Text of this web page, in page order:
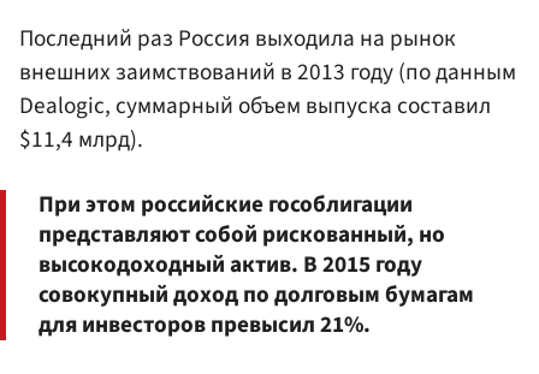
Последний раз Россия выходила на рынок
внешних заимствований в 2013 году (по данным
Dealogic, суммарный объем выпуска составил
$11,4 млрд).
При этом российские гособлигации
представляют собой рискованный, но
высокодоходный актив. В 2015 году
совокупный доход по долговым бумагам
для инвесторов превысил 21%.